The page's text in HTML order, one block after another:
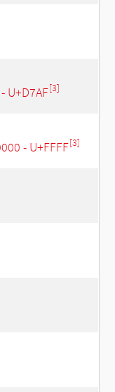
U+D7AF[3]
- U+FFFF[3]